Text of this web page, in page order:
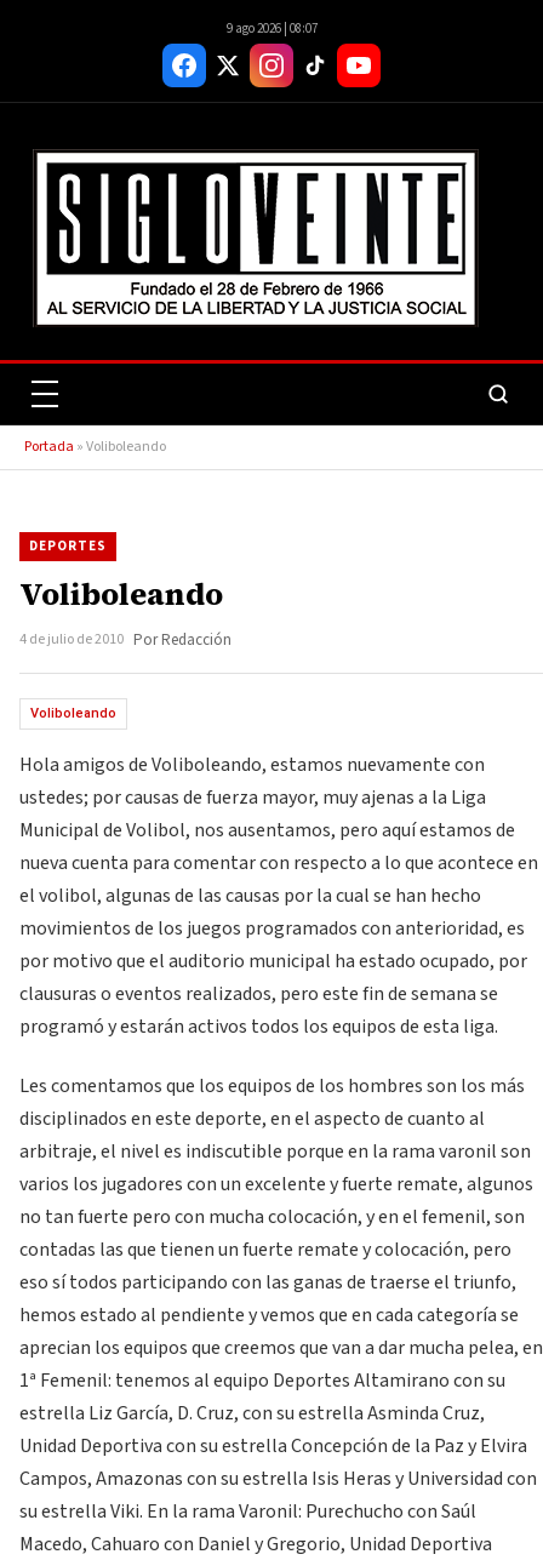
9 ago 2026 | 08:07
Portada »Voliboleando
DEPORTES
Voliboleando
4 de julio de 2010 Por Redacción
Voliboleando
Hola amigos de Voliboleando, estamos nuevamente con
ustedes; por causas de fuerza mayor, muy ajenas a la Liga
Municipal de Volibol, nos ausentamos, pero aquí estamos de
nueva cuenta para comentar con respecto a lo que acontece en
el volibol, algunas de las causas por la cual se han hecho
movimientos de los juegos programados con anterioridad, es
por motivo que el auditorio municipal ha estado ocupado, por
clausuras o eventos realizados, pero este fin de semana se
programó y estarán activos todos los equipos de esta liga.
Les comentamos que los equipos de los hombres son los más
disciplinados en este deporte, en el aspecto de cuanto al
arbitraje, el nivel es indiscutible porque en la rama varonil son
varios los jugadores con un excelente y fuerte remate, algunos
no tan fuerte pero con mucha colocación, y en el femenil, son
contadas las que tienen un fuerte remate y colocación, pero
eso sí todos participando con las ganas de traerse el triunfo,
hemos estado al pendiente y vemos que en cada categoría se
aprecian los equipos que creemos que van a dar mucha pelea, en
1ª Femenil: tenemos al equipo Deportes Altamirano con su
estrella Liz García, D. Cruz, con su estrella Asminda Cruz,
Unidad Deportiva con su estrella Concepción de la Paz y Elvira
Campos, Amazonas con su estrella Isis Heras y Universidad con
su estrella Viki. En la rama Varonil: Purechucho con Saúl
Macedo, Cahuaro con Daniel y Gregorio, Unidad Deportiva